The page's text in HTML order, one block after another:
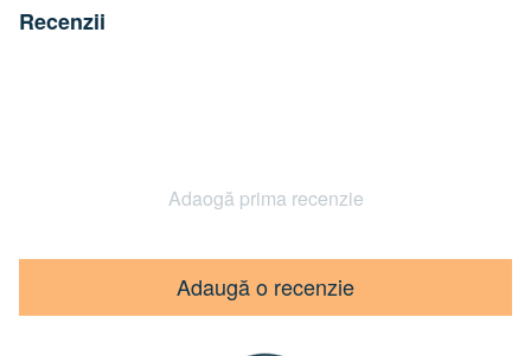
Recenzii
Adaogă prima recenzie
Adaugă o recenzie